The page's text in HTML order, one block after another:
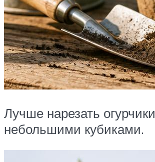
Лучше нарезать огурчики
небольшими кубиками.